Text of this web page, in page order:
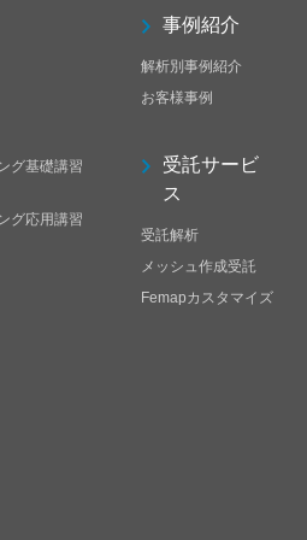
グ基礎講習
グ応用講習
事例紹介
解析別事例紹介
お客様事例
受託サービ
ス
受託解析
メッシュ作成受託
Femapカスタマイズ